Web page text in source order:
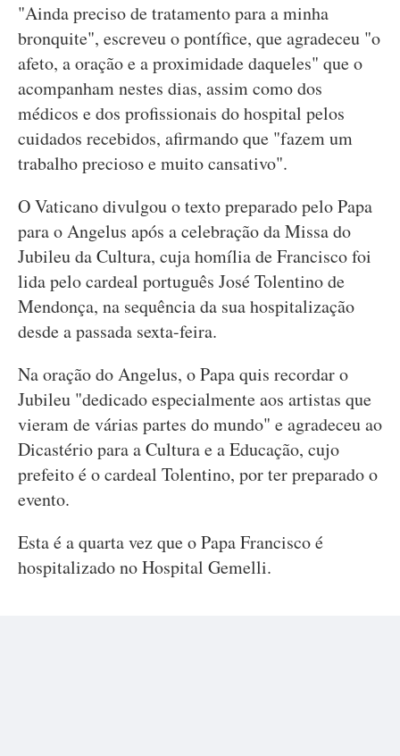
"Ainda preciso de tratamento para a minha
bronquite", escreveu o pontífice, que agradeceu "o
afeto, a oração e a proximidade daqueles" que o
acompanham nestes dias, assim como dos
médicos e dos profissionais do hospital pelos
cuidados recebidos, afirmando que "fazem um
trabalho precioso e muito cansativo".
O Vaticano divulgou o texto preparado pelo Papa
para o Angelus após a celebração da Missa do
Jubileu da Cultura, cuja homília de Francisco foi
lida pelo cardeal português José Tolentino de
Mendonça, na sequência da sua hospitalização
desde a passada sexta-feira.
Na oração do Angelus, o Papa quis recordar o
Jubileu "dedicado especialmente aos artistas que
vieram de várias partes do mundo" e agradeceu ao
Dicastério para a Cultura e a Educação, cujo
prefeito é o cardeal Tolentino, por ter preparado o
evento.
Esta é a quarta vez que o Papa Francisco é
hospitalizado no Hospital Gemelli.